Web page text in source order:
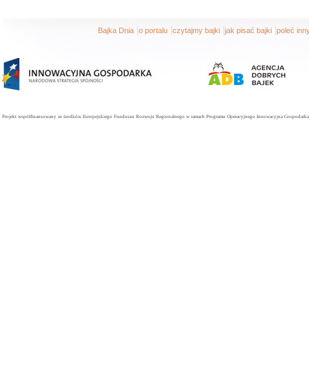
Bajka Dnia o portalu czytajmy bajki jak pisać bajki poleć
Projekt współfinansowany ze środków Europejskiego Funduszu Rozwoju Regionalnego w ramach Programu Operacyjnego Innowacyjna